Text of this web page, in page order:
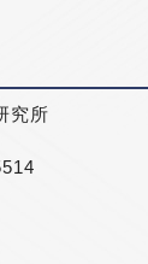
究所